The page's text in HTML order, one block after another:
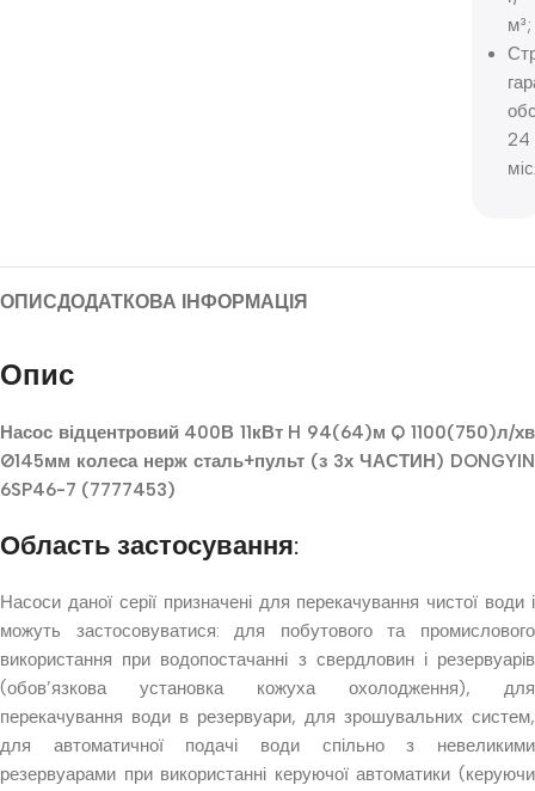
м³;
24
ОПИСДОДАТКОВА ІНФОРМАЦІЯ
Опис
Насос відцентровий 400В 11кВт H 94(64)м Q 1100(750)л/хв
Ø145мм колеса нерж сталь+пульт (з 3х ЧАСТИН) DONGYIN
6SP46-7 (7777453)
Область застосування:
Насоси даної серії призначені для перекачування чистої води і
можуть застосовуватися: для побутового та промислового
використання при водопостачанні з свердловин і резервуарів
(обов’язкова установка кожуха охолодження), для
перекачування води в резервуари, для зрошувальних систем,
для автоматичної подачі води спільно з невеликими
резервуарами при використанні керуючої автоматики (керуючи